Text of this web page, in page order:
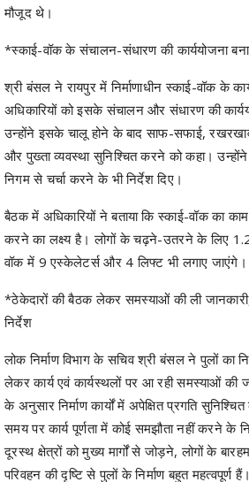
मौजूद थे।
*स्काई-वॉक के संचालन-संधारण की कार्ययोजना
श्री बंसल ने रायपुर में निर्माणाधीन स्काई-वॉक के
अधिकारियों को इसके संचालन और संधारण की
उन्होंने इसके चालू होने के बाद साफ-सफाई,
और पुख्ता व्यवस्था सुनिश्चित करने को कहा।
निगम से चर्चा करने के भी निर्देश दिए।
बैठक में अधिकारियों ने बताया कि स्काई-वॉक का
करने का लक्ष्य है। लोगों के चढ़ने-उतरने के लिए
वॉक में 9 एस्केलेटर्स और 4 लिफ्ट भी लगाए जाएंगे।
*ठेकेदारों की बैठक लेकर समस्याओं की ली
निर्देश
लोक निर्माण विभाग के सचिव श्री बंसल ने पुलों का
लेकर कार्य एवं कार्यस्थलों पर आ रही समस्याओं की
के अनुसार निर्माण कार्यों में अपेक्षित प्रगति
समय पर कार्य पूर्णता में कोई समझौता नहीं करने के
दूरस्थ क्षेत्रों को मुख्य मार्गों से जोड़ने, लोगों के
परिवहन की दृष्टि से पुलों के निर्माण बहुत महत्वपूर्ण